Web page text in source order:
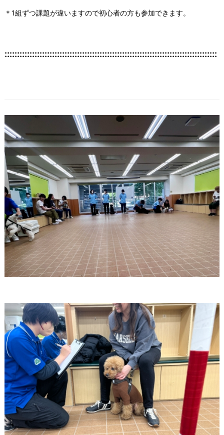
＊1組ずつ課題が違いますので初心者の方も参加できます。
:::::::::::::::::::::::::::::::::::::::::::::::::::::::::::::::::::::::::::::::::::::